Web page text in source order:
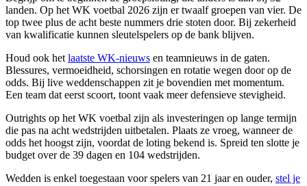
landen. Op het WK voetbal 2026 zijn er twaalf groepen van vier. De
top twee plus de acht beste nummers drie stoten door. Bij zekerheid
van kwalificatie kunnen sleutelspelers op de bank blijven.
Houd ook het laatste WK-nieuws en teamnieuws in de gaten.
Blessures, vermoeidheid, schorsingen en rotatie wegen door op de
odds. Bij live weddenschappen zit je bovendien met momentum.
Een team dat eerst scoort, toont vaak meer defensieve stevigheid.
Outrights op het WK voetbal zijn als investeringen op lange termijn
die pas na acht wedstrijden uitbetalen. Plaats ze vroeg, wanneer de
odds het hoogst zijn, voordat de loting bekend is. Spreid ten slotte je
budget over de 39 dagen en 104 wedstrijden.
Wedden is enkel toegestaan voor spelers van 21 jaar en ouder, stel je